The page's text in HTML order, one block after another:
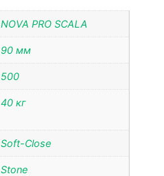
NOVA PRO SCALA
90 мм
500
40 кг
Soft-Close
Stone